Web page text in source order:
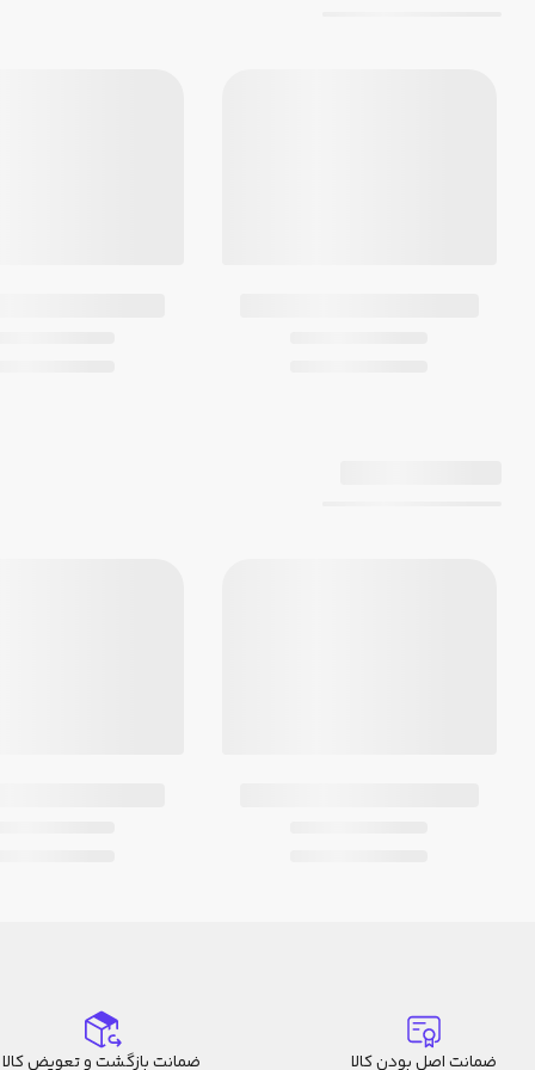
ضمانت اصل بودن کالا ضمانت بازگشت و تعویض کالا